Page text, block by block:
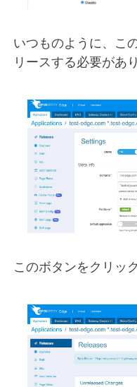
いつものように、こ
リースする必要があ
このボタンをクリッ